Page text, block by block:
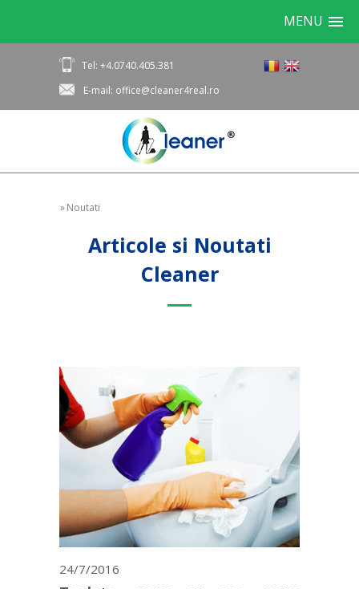
MENU
Tel: +4.0740.405.381
E-mail: office@cleaner4real.ro
»Noutati
Articole si Noutati
Cleaner
24/7/2016